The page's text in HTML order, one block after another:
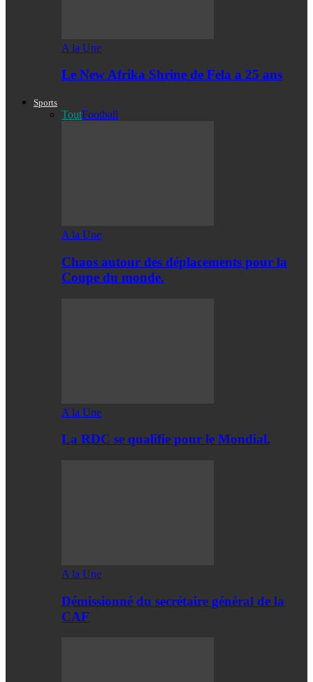
A la Une
Le New Afrika Shrine de Fela a 25 ans
Sports
ToutFootball
A la Une
Chaos autour des déplacements pour la
Coupe du monde.
A la Une
La RDC se qualifie pour le Mondial.
A la Une
Démissionné du secrétaire général de la
CAF